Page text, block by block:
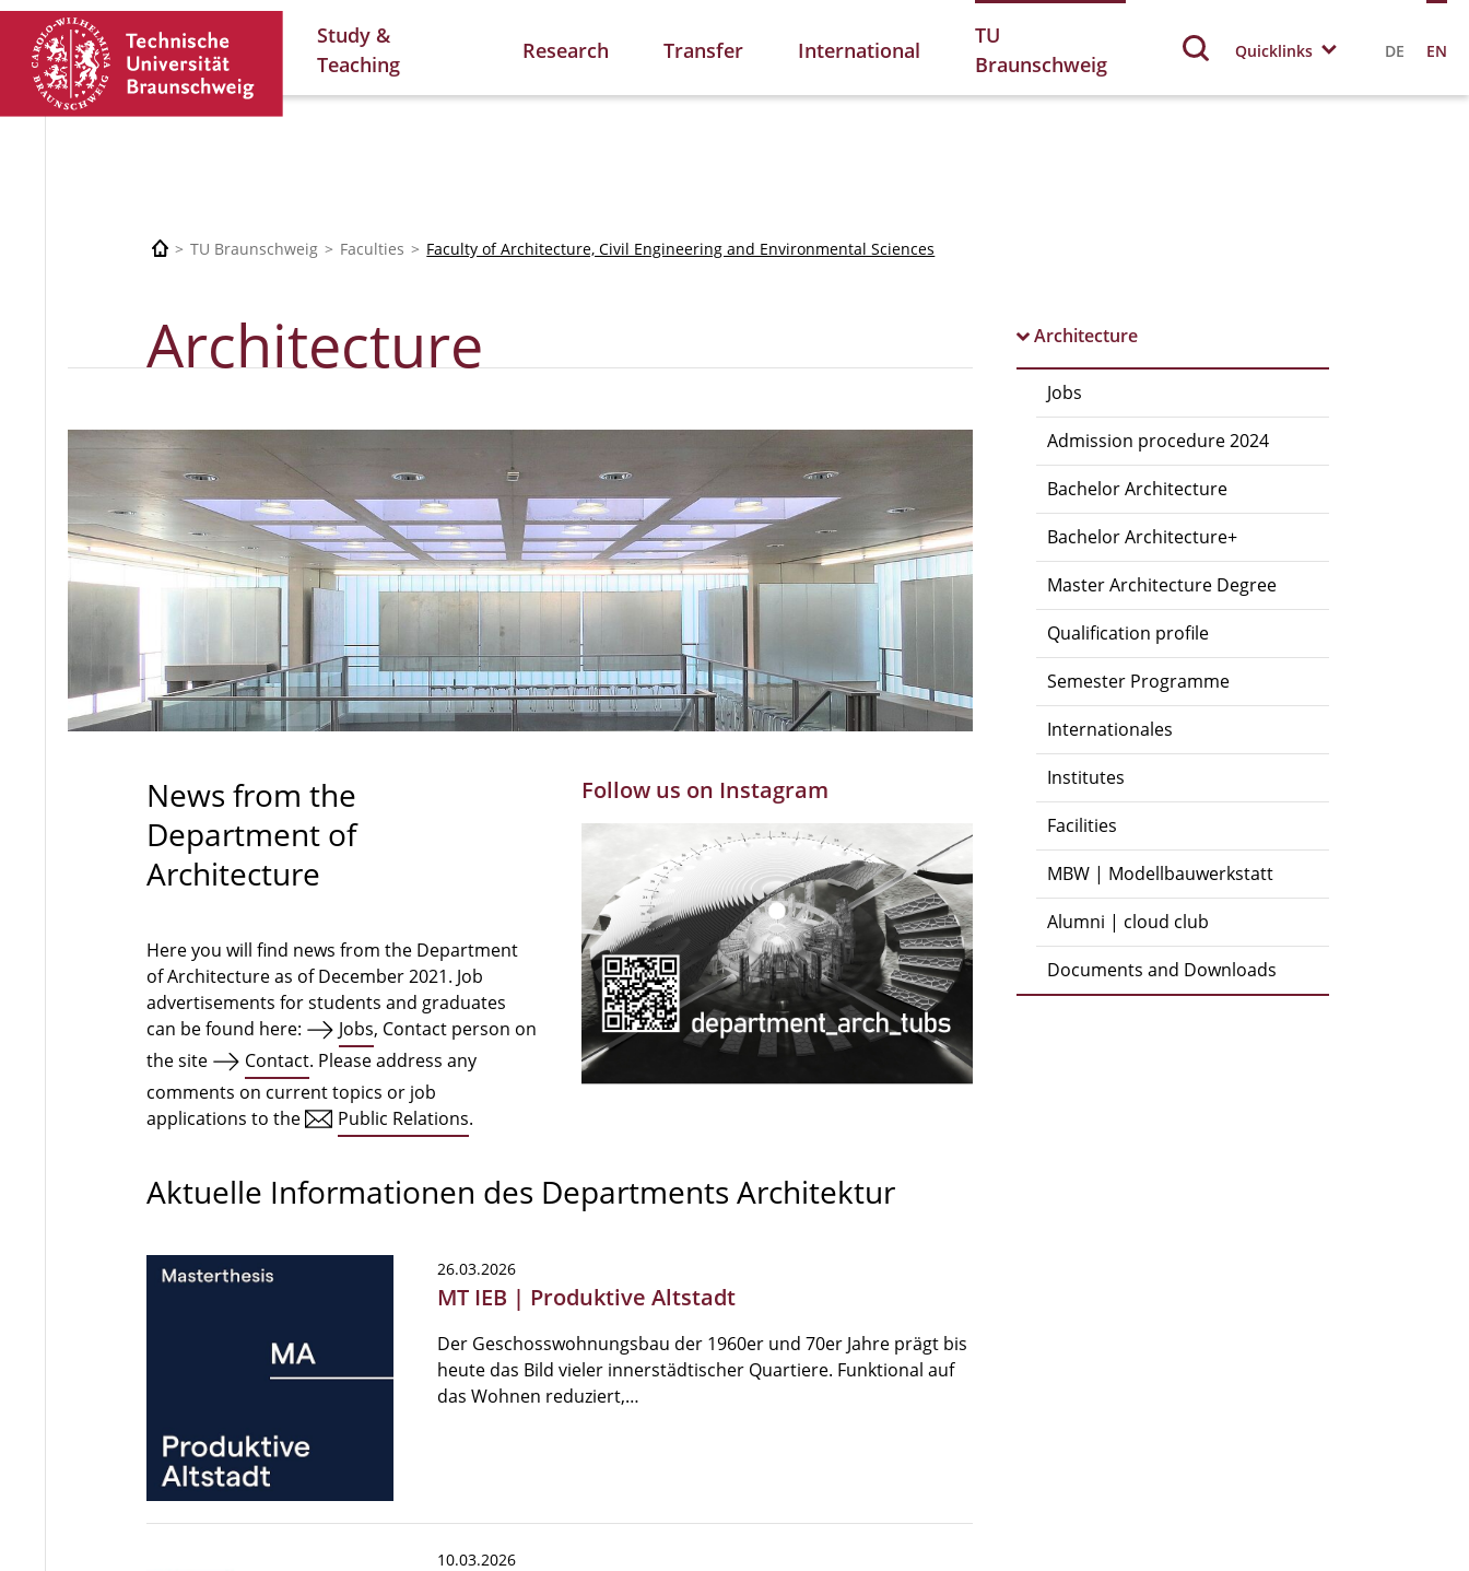
Study &
Teaching
Research Transfer International
TU
Braunschweig
Quicklinks DE EN
TU Braunschweig Faculties Faculty of Architecture, Civil Engineering and Environmental Sciences
Architecture
Jobs
Admission procedure 2024
Bachelor Architecture
Bachelor Architecture+
Master Architecture Degree
Qualification profile
Semester Programme
Internationales
Institutes
Facilities
MBW | Modellbauwerkstatt
Alumni | cloud club
Documents and Downloads
Architecture
News from the
Department of
Architecture
Here you will find news from the Department
of Architecture as of December 2021. Job
advertisements for students and graduates
can be found here:
Jobs, Contact person on
the site
Contact. Please address any
comments on current topics or job
applications to the
Public Relations.
Follow us on Instagram
Aktuelle Informationen des Departments Architektur
26.03.2026
MT IEB | Produktive Altstadt
Der Geschosswohnungsbau der 1960er und 70er Jahre prägt bis
heute das Bild vieler innerstädtischer Quartiere. Funktional auf
das Wohnen reduziert,…
10.03.2026